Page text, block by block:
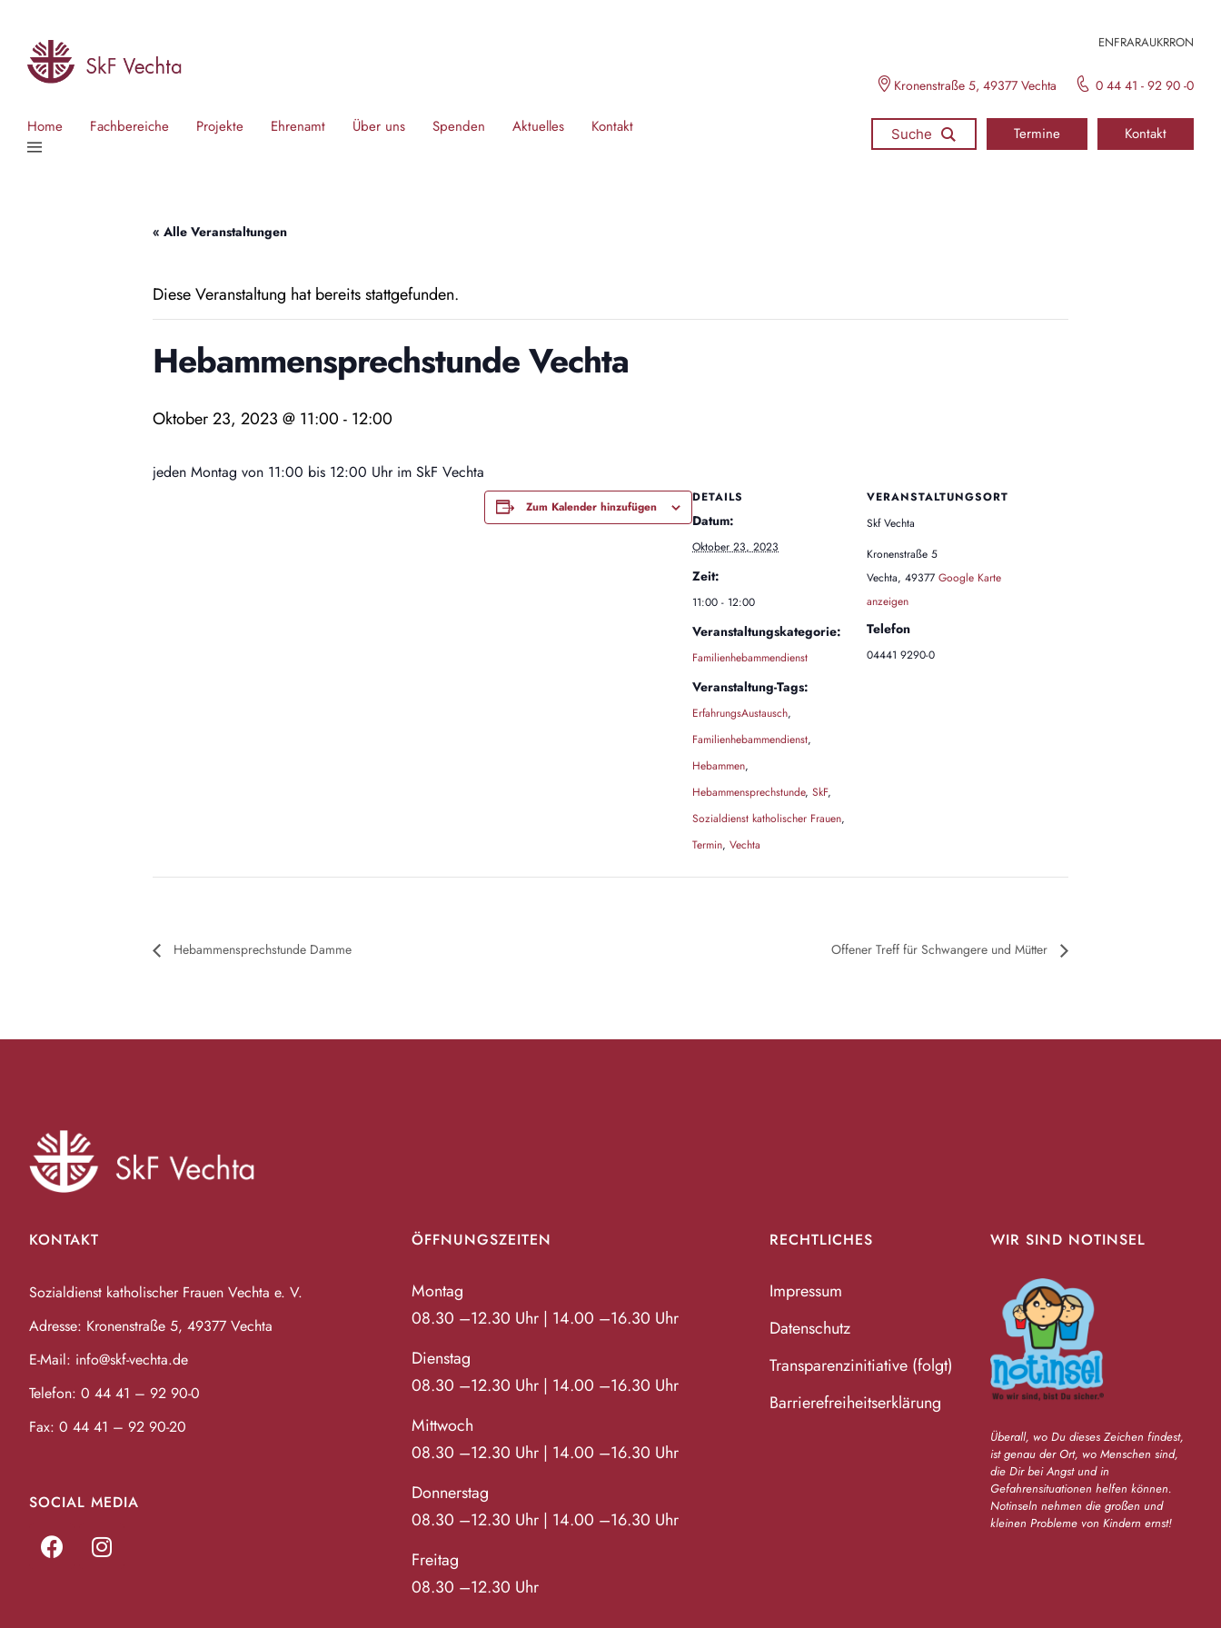
ENFRARAUKRRON
Kronenstraße 5, 49377 Vechta 0 44 41 - 92 90 -0
Home Fachbereiche Projekte Ehrenamt Über uns Spenden Aktuelles Kontakt Suche Termine Kontakt
« Alle Veranstaltungen
Diese Veranstaltung hat bereits stattgefunden.
Hebammensprechstunde Vechta
Oktober 23, 2023 @ 11:00 - 12:00
jeden Montag von 11:00 bis 12:00 Uhr im SkF Vechta
Zum Kalender hinzufügen
DETAILS
Datum:
Oktober 23, 2023
Zeit:
11:00 - 12:00
Veranstaltungskategorie:
Familienhebammendienst
Veranstaltung-Tags:
ErfahrungsAustausch,
Familienhebammendienst,
Hebammen,
Hebammensprechstunde, SkF,
Sozialdienst katholischer Frauen,
Termin, Vechta
VERANSTALTUNGSORT
Skf Vechta
Kronenstraße 5
Vechta, 49377 Google Karte
anzeigen
Telefon
04441 9290-0
Hebammensprechstunde Damme Offener Treff für Schwangere und Mütter
KONTAKT
Sozialdienst katholischer Frauen Vechta e. V.
Adresse: Kronenstraße 5, 49377 Vechta
E-Mail: info@skf-vechta.de
Telefon: 0 44 41 – 92 90-0
Fax: 0 44 41 – 92 90-20
SOCIAL MEDIA
ÖFFNUNGSZEITEN
Montag
08.30 –12.30 Uhr | 14.00 –16.30 Uhr
Dienstag
08.30 –12.30 Uhr | 14.00 –16.30 Uhr
Mittwoch
08.30 –12.30 Uhr | 14.00 –16.30 Uhr
Donnerstag
08.30 –12.30 Uhr | 14.00 –16.30 Uhr
Freitag
08.30 –12.30 Uhr
RECHTLICHES
Impressum
Datenschutz
Transparenzinitiative (folgt)
Barrierefreiheitserklärung
WIR SIND NOTINSEL
Überall, wo Du dieses Zeichen findest,
ist genau der Ort, wo Menschen sind,
die Dir bei Angst und in
Gefahrensituationen helfen können.
Notinseln nehmen die großen und
kleinen Probleme von Kindern ernst!